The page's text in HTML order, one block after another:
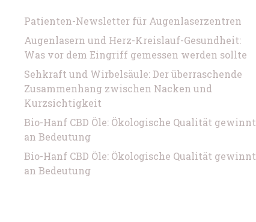
Patienten-Newsletter für Augenlaserzentren
Augenlasern und Herz-Kreislauf-Gesundheit:
Was vor dem Eingriff gemessen werden sollte
Sehkraft und Wirbelsäule: Der überraschende
Zusammenhang zwischen Nacken und
Kurzsichtigkeit
Bio-Hanf CBD Öle: Ökologische Qualität gewinnt
an Bedeutung
Bio-Hanf CBD Öle: Ökologische Qualität gewinnt
an Bedeutung